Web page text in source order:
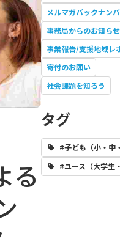
る
メルマガバックナン
事務局からのお知らせ
事業報告/支援地域レ
寄付のお願い
社会課題を知ろう
タグ
#子ども（小・中
#ユース（大学生